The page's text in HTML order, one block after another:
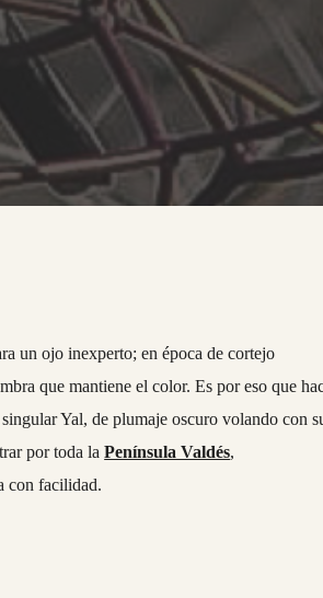
un ojo inexperto; en época de cortejo
que mantiene el color. Es por eso que
singular Yal, de plumaje oscuro volando con
por toda laPenínsula Valdés,
con facilidad.